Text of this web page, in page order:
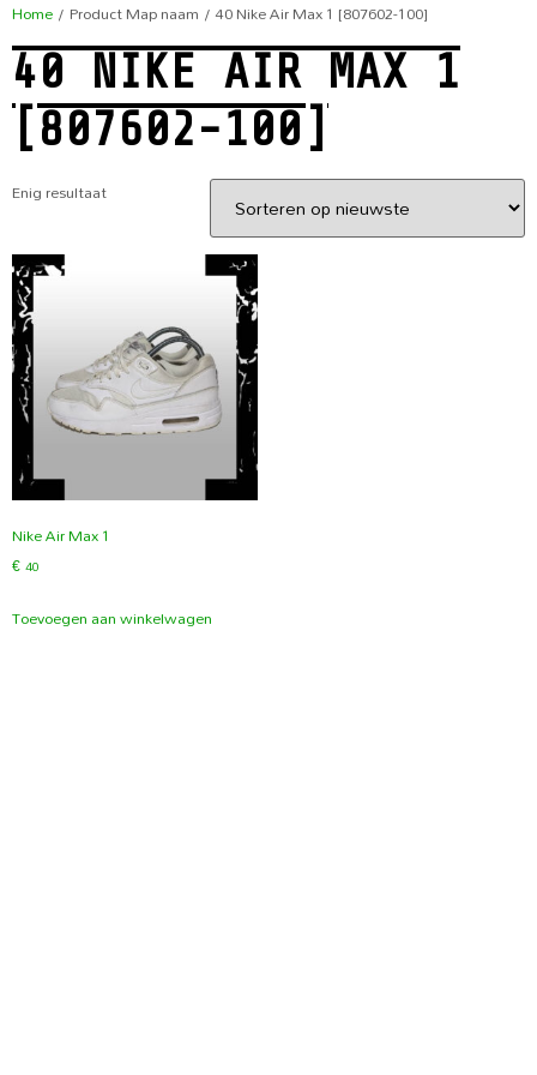
Home/ Product Map naam / 40 Nike Air Max 1 [807602-100]
40 NIKE AIR MAX 1
[807602-100]
Enig resultaat
Nike Air Max 1
€40
Toevoegen aan winkelwagen